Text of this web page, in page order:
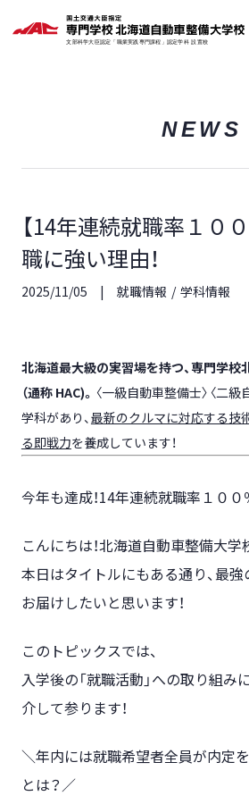
NEWS
【14年連続就職率１０
職に強い理由！
2025/11/05 就職情報 学科情報
北海道最大級の実習場を持つ、専門学
（通称 HAC)。 〈一級自動車整備士〉 〈二級
学科があり、最新のクルマに対応する技
る即戦力を養成しています！
今年も達成！14年連続就職率１００
こんにちは！北海道自動車整備大学
本日はタイトルにもある通り、最
お届けしたいと思います！
このトピックスでは、
入学後の「就職活動」への取り組み
介して参ります！
＼年内には就職希望者全員が内定
とは？／